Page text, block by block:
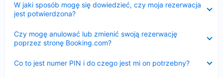
W jaki sposób mogę się dowiedzieć, czy moja rezerwacja
jest potwierdzona?
Czy mogę anulować lub zmienić swoją rezerwację
poprzez stronę Booking.com?
Co to jest numer PIN i do czego jest mi on potrzebny?